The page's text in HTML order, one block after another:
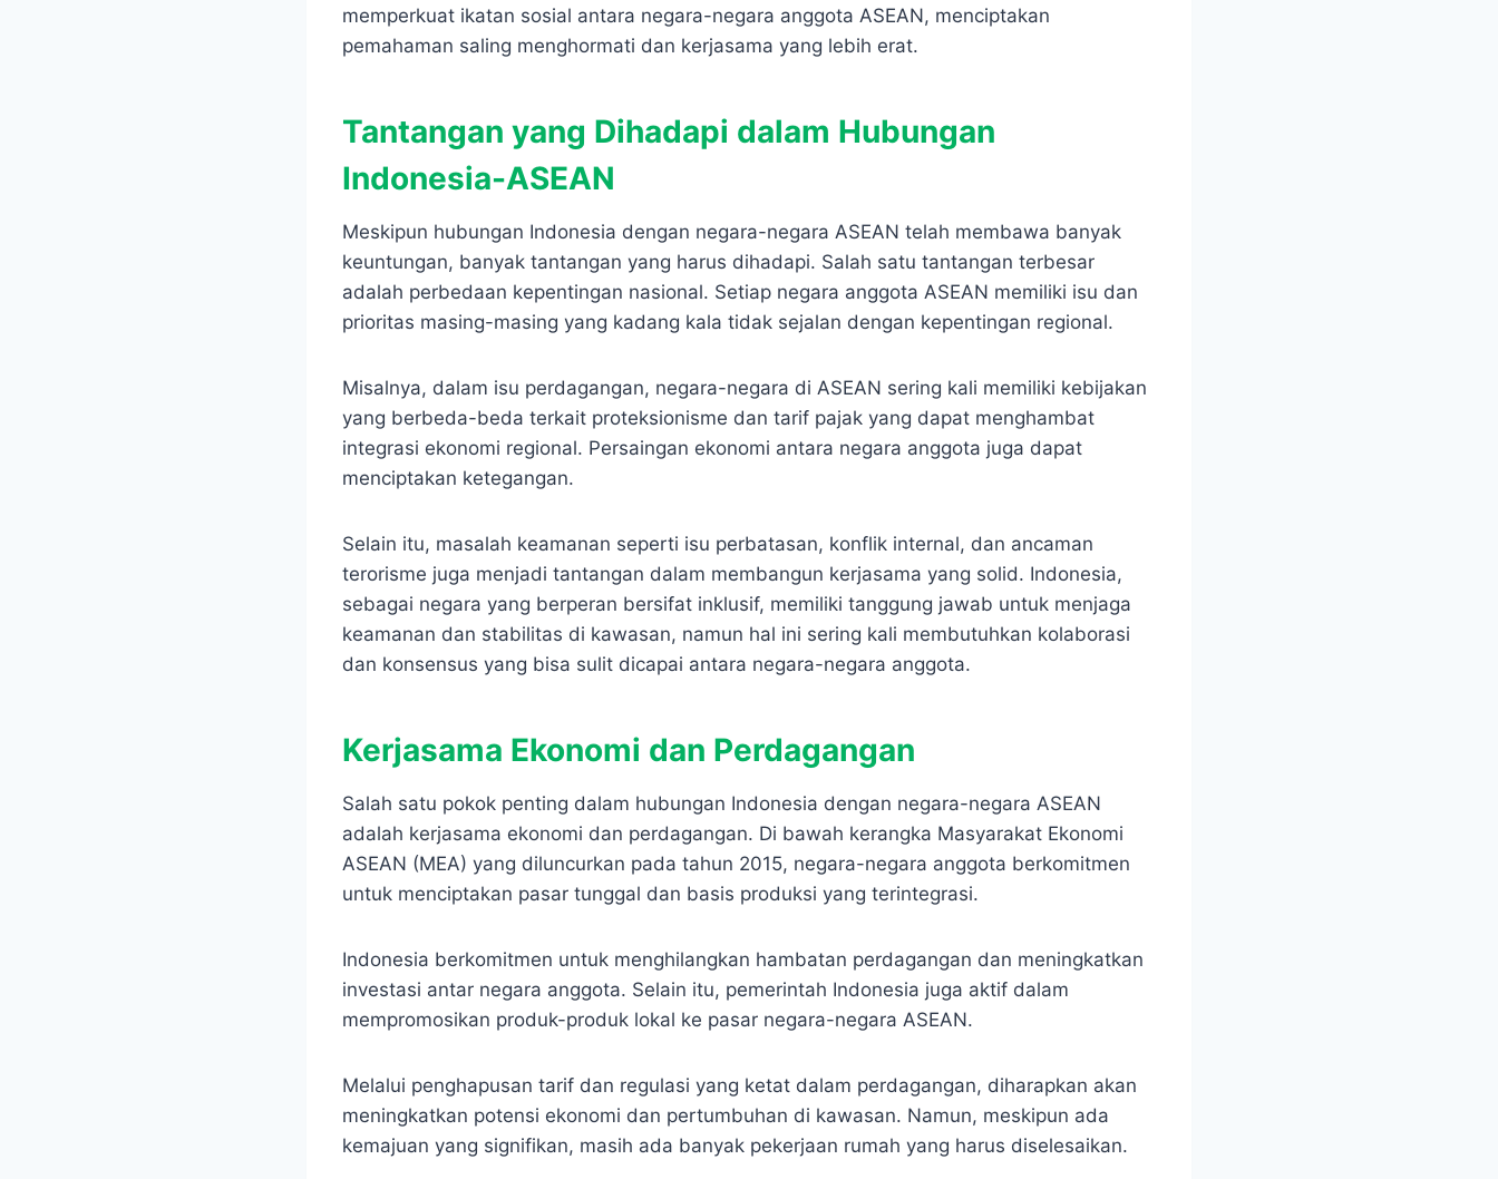
memperkuat ikatan sosial antara negara-negara anggota ASEAN, menciptakan
pemahaman saling menghormati dan kerjasama yang lebih erat.
Tantangan yang Dihadapi dalam Hubungan
Indonesia-ASEAN
Meskipun hubungan Indonesia dengan negara-negara ASEAN telah membawa banyak
keuntungan, banyak tantangan yang harus dihadapi. Salah satu tantangan terbesar
adalah perbedaan kepentingan nasional. Setiap negara anggota ASEAN memiliki isu dan
prioritas masing-masing yang kadang kala tidak sejalan dengan kepentingan regional.
Misalnya, dalam isu perdagangan, negara-negara di ASEAN sering kali memiliki kebijakan
yang berbeda-beda terkait proteksionisme dan tarif pajak yang dapat menghambat
integrasi ekonomi regional. Persaingan ekonomi antara negara anggota juga dapat
menciptakan ketegangan.
Selain itu, masalah keamanan seperti isu perbatasan, konflik internal, dan ancaman
terorisme juga menjadi tantangan dalam membangun kerjasama yang solid. Indonesia,
sebagai negara yang berperan bersifat inklusif, memiliki tanggung jawab untuk menjaga
keamanan dan stabilitas di kawasan, namun hal ini sering kali membutuhkan kolaborasi
dan konsensus yang bisa sulit dicapai antara negara-negara anggota.
Kerjasama Ekonomi dan Perdagangan
Salah satu pokok penting dalam hubungan Indonesia dengan negara-negara ASEAN
adalah kerjasama ekonomi dan perdagangan. Di bawah kerangka Masyarakat Ekonomi
ASEAN (MEA) yang diluncurkan pada tahun 2015, negara-negara anggota berkomitmen
untuk menciptakan pasar tunggal dan basis produksi yang terintegrasi.
Indonesia berkomitmen untuk menghilangkan hambatan perdagangan dan meningkatkan
investasi antar negara anggota. Selain itu, pemerintah Indonesia juga aktif dalam
mempromosikan produk-produk lokal ke pasar negara-negara ASEAN.
Melalui penghapusan tarif dan regulasi yang ketat dalam perdagangan, diharapkan akan
meningkatkan potensi ekonomi dan pertumbuhan di kawasan. Namun, meskipun ada
kemajuan yang signifikan, masih ada banyak pekerjaan rumah yang harus diselesaikan.